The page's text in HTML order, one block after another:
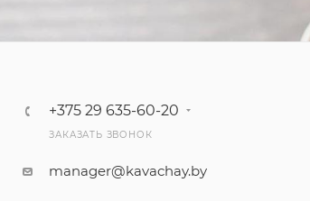
+375 29 635-60-20
ЗАКАЗАТЬ ЗВОНОК
manager@kavachay.by